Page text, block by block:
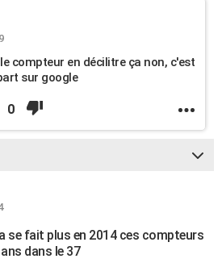
compteur en décilitre ça non, c'est
sur google
0
se fait plus en 2014 ces compteurs
dans le 37